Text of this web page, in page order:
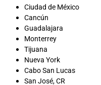
Ciudad de México
Cancún
Guadalajara
Monterrey
Tijuana
Nueva York
Cabo San Lucas
San José, CR